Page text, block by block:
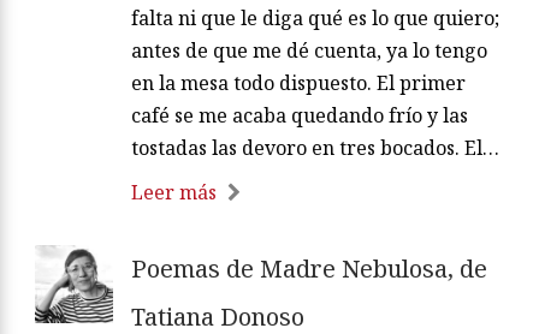
falta ni que le diga qué es lo que quiero;
antes de que me dé cuenta, ya lo tengo
en la mesa todo dispuesto. El primer
café se me acaba quedando frío y las
tostadas las devoro en tres bocados. El…
Leer más
Poemas de Madre Nebulosa, de
Tatiana Donoso